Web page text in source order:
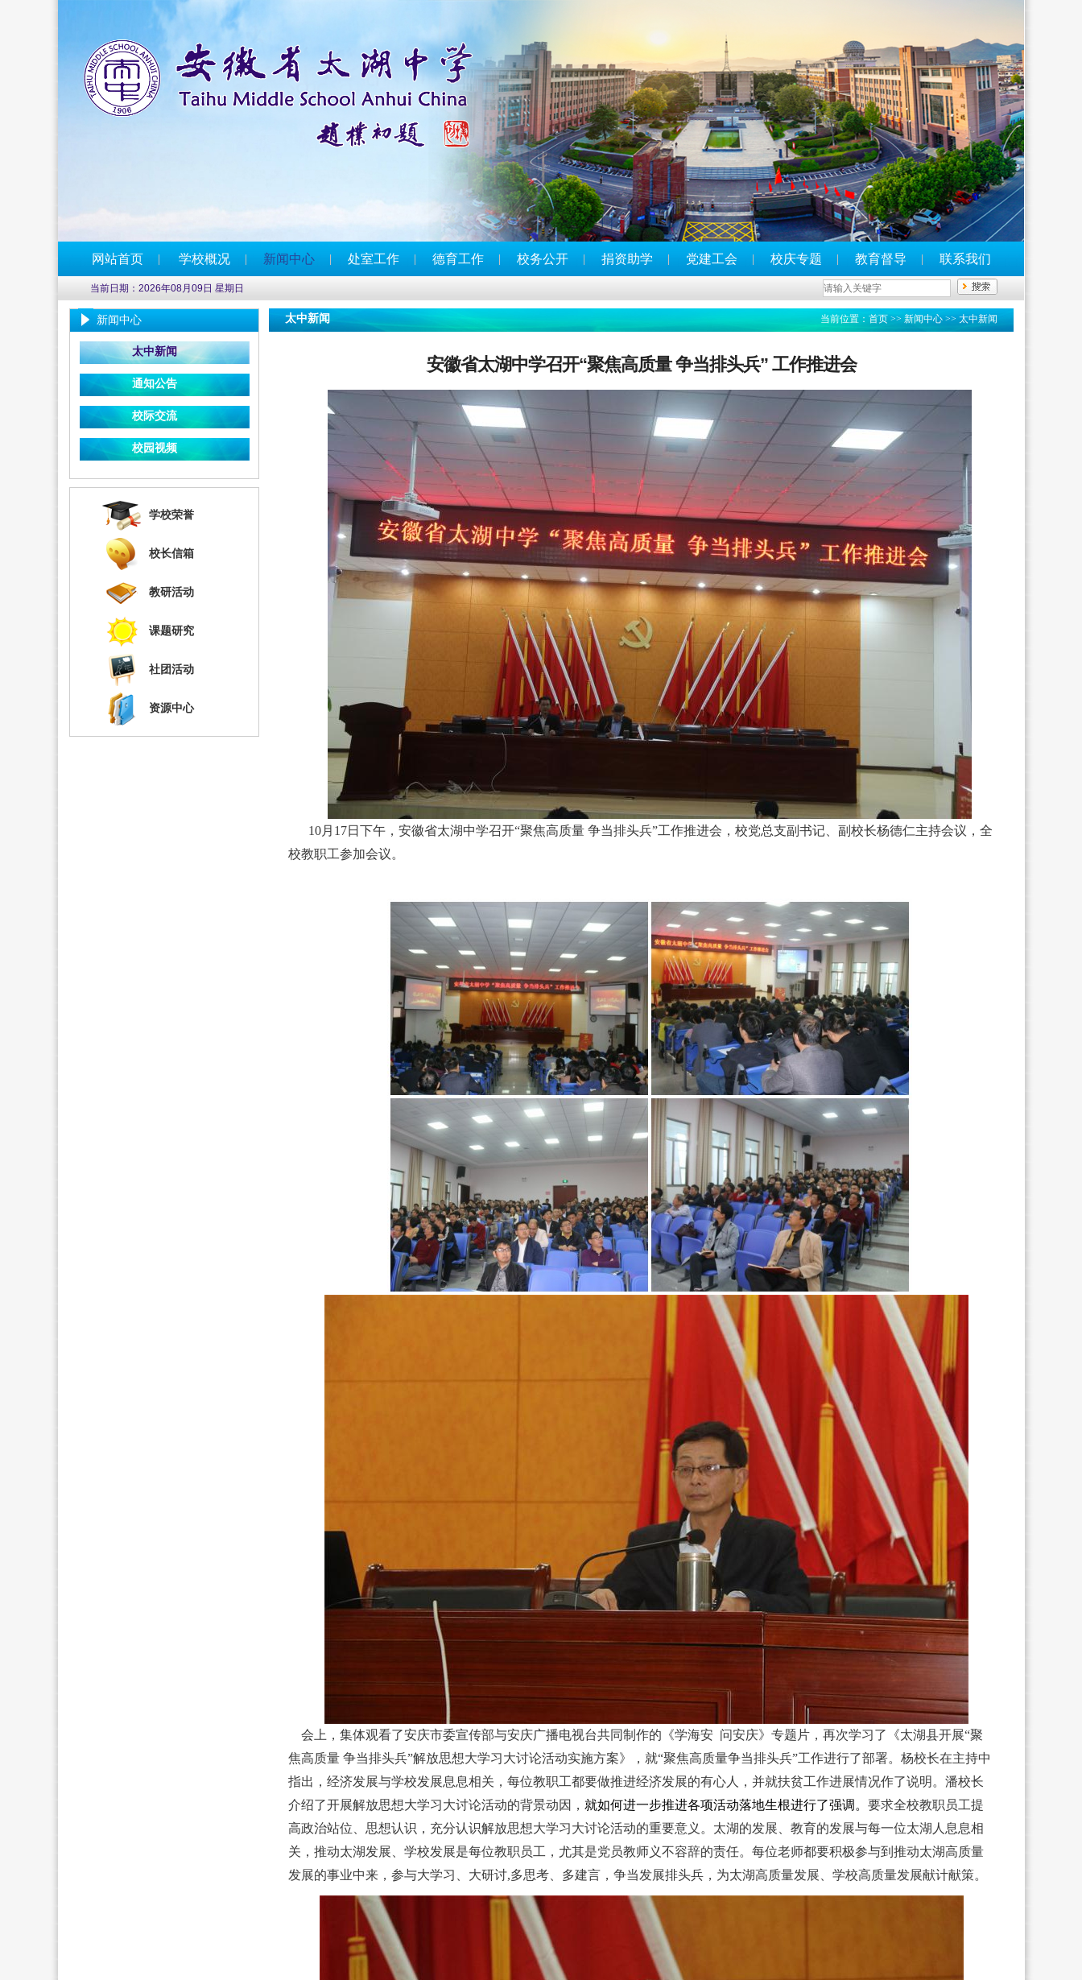
网站首页 学校概况 新闻中心 处室工作 德育工作 校务公开 捐资助学 党建工会 校庆专题 教育督导 联系我们
当前日期：2026年08月09日 星期日
新闻中心
太中新闻
通知公告
校际交流
校园视频
学校荣誉
校长信箱
教研活动
课题研究
社团活动
资源中心
太中新闻 当前位置： 首页 >> 新闻中心 >> 太中新闻
安徽省太湖中学召开“聚焦高质量 争当排头兵” 工作推进会
10月17日下午，安徽省太湖中学召开“聚焦高质量 争当排头兵”工作推进会，校党总支副书记、副校长杨德仁主持会议，全
校教职工参加会议。
会上，集体观看了安庆市委宣传部与安庆广播电视台共同制作的《学海安 问安庆》专题片，再次学习了《太湖县开展“聚
焦高质量 争当排头兵”解放思想大学习大讨论活动实施方案》，就“聚焦高质量争当排头兵”工作进行了部署。杨校长在主持中
指出，经济发展与学校发展息息相关，每位教职工都要做推进经济发展的有心人，并就扶贫工作进展情况作了说明。潘校长
介绍了开展解放思想大学习大讨论活动的背景动因， 就如何进一步推进各项活动落地生根进行了强调。 要求全校教职员工提
高政治站位、思想认识，充分认识解放思想大学习大讨论活动的重要意义。太湖的发展、教育的发展与每一位太湖人息息相
关，推动太湖发展、学校发展是每位教职员工，尤其是党员教师义不容辞的责任。每位老师都要积极参与到推动太湖高质量
发展的事业中来，参与大学习、大研讨,多思考、多建言，争当发展排头兵，为太湖高质量发展、学校高质量发展献计献策。